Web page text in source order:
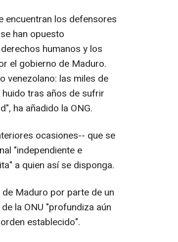
encuentran los defensores
han opuesto
humanos y los
el gobierno de Maduro.
venezolano: las miles de
tras años de sufrir
ha añadido la ONG.
ocasiones-- que se
"independiente e
a quien así se disponga.
Maduro por parte de un
la ONU "profundiza aún
establecido".